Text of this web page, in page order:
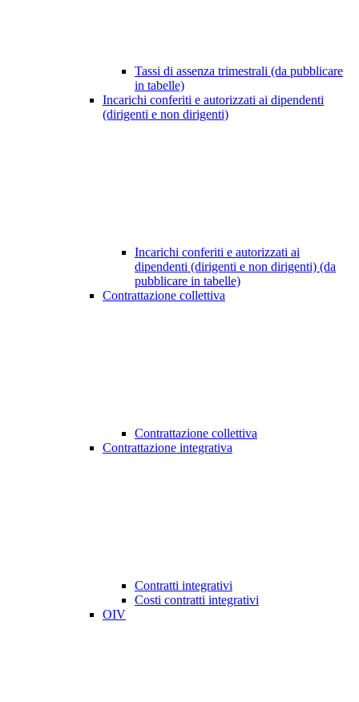
Tassi di assenza trimestrali (da pubblicare
in tabelle)
Incarichi conferiti e autorizzati ai dipendenti
(dirigenti e non dirigenti)
Incarichi conferiti e autorizzati ai
dipendenti (dirigenti e non dirigenti) (da
pubblicare in tabelle)
Contrattazione collettiva
Contrattazione collettiva
Contrattazione integrativa
Contratti integrativi
Costi contratti integrativi
OIV